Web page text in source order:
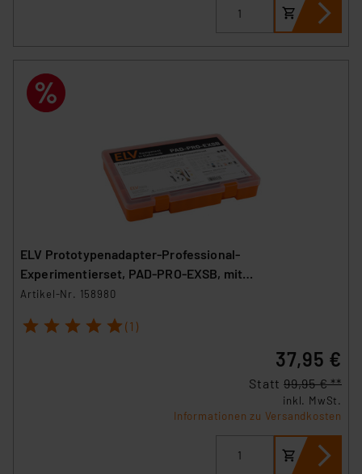
ELV Prototypenadapter-Professional-
Experimentierset, PAD-PRO-EXSB, mit
Aufbewahrungsbox
Artikel-Nr. 158980
1 2 3 4 5 (1)
37,95 €
Statt 99,95 € **
inkl. MwSt.
Informationen zu Versandkosten